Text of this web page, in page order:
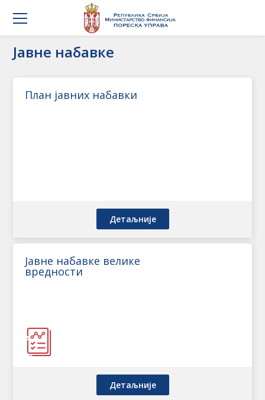
Jавне набавке
План јавних набавки
Детаљније
Јавне набавке велике
вредности
Детаљније